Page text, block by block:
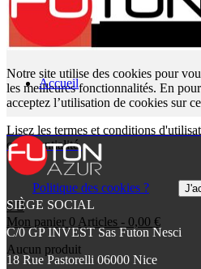
Notre site utilise des cookies pour
les meilleures fonctionnalités. En
acceptez l’utilisation de cookies sur
Lisez les termes et conditions
confidentialité.
Politique des cookies ?
0
Mon panier 0 Articles - 0,00 €
Aucun produit
Accueil
SIÈGE SOCIAL
C/0 GP INVEST Sas Futon Nesci
18 Rue Pastorelli 06000 Nice